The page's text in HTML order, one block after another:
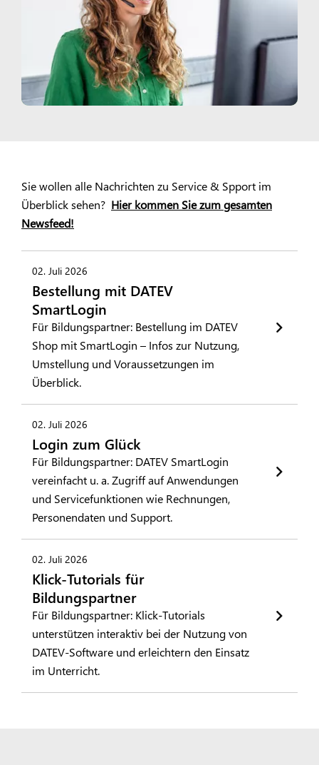
Sie wollen alle Nachrichten zu Service & Spport im
Überblick sehen? Hier kommen Sie zum gesamten
Newsfeed!
02. Juli 2026
Bestellung mit DATEV
SmartLogin
Für Bildungspartner: Bestellung im DATEV
Shop mit SmartLogin – Infos zur Nutzung,
Umstellung und Voraussetzungen im
Überblick.
02. Juli 2026
Login zum Glück
Für Bildungspartner: DATEV SmartLogin
vereinfacht u. a. Zugriff auf Anwendungen
und Servicefunktionen wie Rechnungen,
Personendaten und Support.
02. Juli 2026
Klick-Tutorials für
Bildungspartner
Für Bildungspartner: Klick-Tutorials
unterstützen interaktiv bei der Nutzung von
DATEV-Software und erleichtern den Einsatz
im Unterricht.